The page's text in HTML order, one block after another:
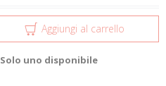
Aggiungi al carrello
Solo uno disponibile